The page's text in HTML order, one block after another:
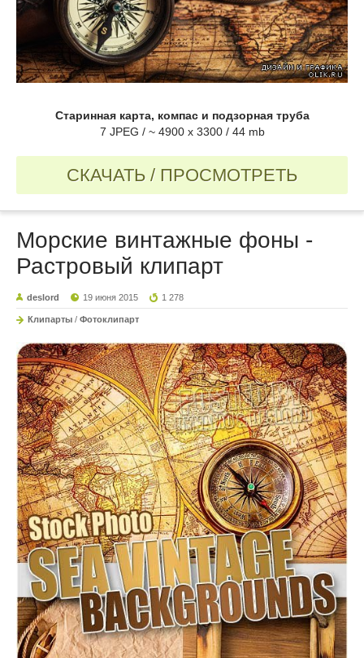
Старинная карта, компас и подзорная труба
7 JPEG / ~ 4900 x 3300 / 44 mb
СКАЧАТЬ / ПРОСМОТРЕТЬ
Морские винтажные фоны -
Растровый клипарт
deslord 19 июня 2015 1 278
Клипарты / Фотоклипарт